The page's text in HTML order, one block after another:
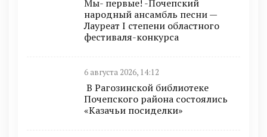
Мы- первые! -Почепский
народный ансамбль песни —
Лауреат I степени областного
фестиваля-конкурса
6 августа 2026, 14:12
В Рагозинской библиотеке
Почепского района состоялись
«Казачьи посиделки»